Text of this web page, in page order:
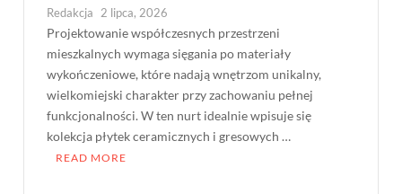
Redakcja 2 lipca, 2026
Projektowanie współczesnych przestrzeni
mieszkalnych wymaga sięgania po materiały
wykończeniowe, które nadają wnętrzom unikalny,
wielkomiejski charakter przy zachowaniu pełnej
funkcjonalności. W ten nurt idealnie wpisuje się
kolekcja płytek ceramicznych i gresowych …
READ MORE